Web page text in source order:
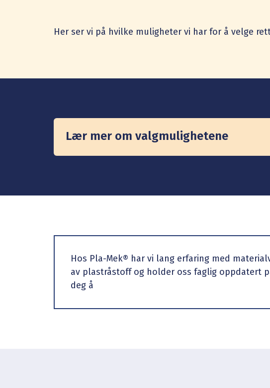
Her ser vi på hvilke muligheter vi har for å velge
Lær mer om valgmulighetene
Hos Pla-Mek® har vi lang erfaring med
av plastråstoff og holder oss faglig oppdatert
deg å